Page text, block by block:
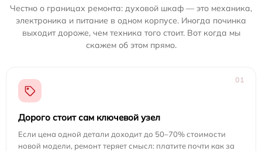
Честно о границах ремонта: духовой шкаф — это механика,
электроника и питание в одном корпусе. Иногда починка
выходит дороже, чем техника того стоит. Вот когда мы
скажем об этом прямо.
01
Дорого стоит сам ключевой узел
Если цена одной детали доходит до 50–70% стоимости
новой модели, ремонт теряет смысл: платите почти как за